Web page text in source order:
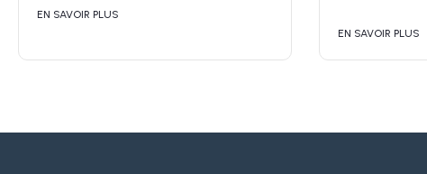
EN SAVOIR PLUS
EN SAVOIR PLUS